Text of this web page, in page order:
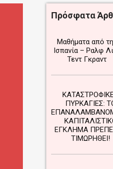
Πρόσφατα
Μαθήματα από
Ισπανία – Ραλφ
Τεντ Γκραντ
ΠΥΡΚΑΓΙΕΣ:
ΕΓΚΛΗΜΑ
ΤΙΜΩΡΗΘΕΙ!